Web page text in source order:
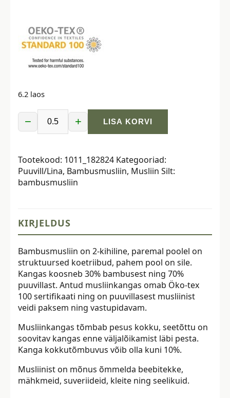
6.2 laos
−
Bambusmusliin
kihiline,
karamellipruun
kogus
+ LISA KORVI
Tootekood: 1011_182824 Kategooriad:
Puuvill/Lina, Bambusmusliin, Musliin Silt:
bambusmusliin
KIRJELDUS
Bambusmusliin on 2-kihiline, paremal poolel on
struktuursed koetriibud, pahem pool on sile.
Kangas koosneb 30% bambusest ning 70%
puuvillast. Antud musliinkangas omab Öko-tex
100 sertifikaati ning on puuvillasest musliinist
veidi paksem ning vastupidavam.
Musliinkangas tõmbab pesus kokku, seetõttu on
soovitav kangas enne väljalõikamist läbi pesta.
Kanga kokkutõmbuvus võib olla kuni 10%.
Musliinist on mõnus õmmelda beebitekke,
mähkmeid, suveriideid, kleite ning seelikuid.